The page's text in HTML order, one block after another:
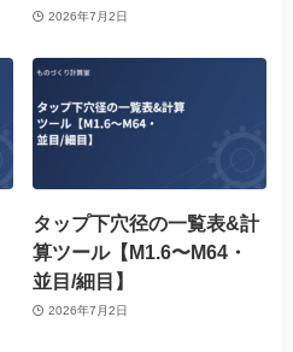
2026年7月2日
タップ下穴径の一覧表&計
算ツール【M1.6〜M64・
並目/細目】
2026年7月2日